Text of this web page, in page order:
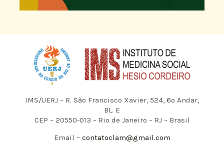
IMS/UERJ – R. São Francisco Xavier, 524, 6º Andar,
BL. E
CEP – 20550-013 – Rio de Janeiro – RJ – Brasil
Email –contatoclam@gmail.com